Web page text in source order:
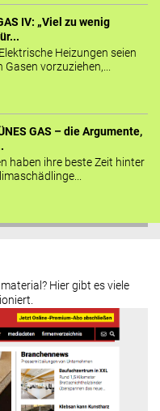
IV: „Viel zu wenig
Heizungen seien
Gasen vorzuziehen,...
GAS – die Argumente,
haben ihre beste Zeit hinter
Hier gibt es viele